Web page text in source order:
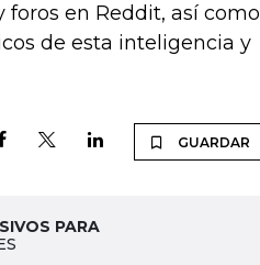
en Reddit, así como
de esta inteligencia y
GUARDAR
PARA